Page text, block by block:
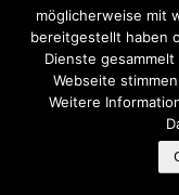
das Gefühl, als
werden! Das ist
entscheidender
oder gegen
weshalb ich
wollte!
dass ich sehr
euch sehr ans
möglicherweise mit
bereitgestellt haben
Dienste
Webseite
Weitere